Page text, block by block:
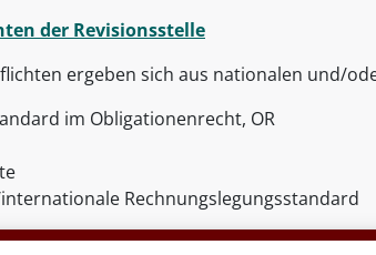
der Revisionsstelle
ergeben sich aus nationalen und/
im Obligationenrecht, OR
Rechnungslegungsstandard